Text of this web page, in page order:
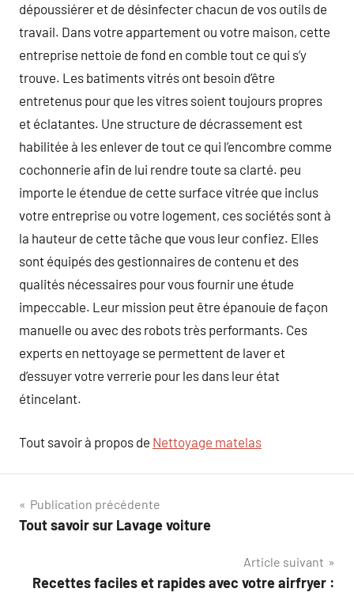
dépoussiérer et de désinfecter chacun de vos outils de
travail. Dans votre appartement ou votre maison, cette
entreprise nettoie de fond en comble tout ce qui s’y
trouve. Les batiments vitrés ont besoin d’être
entretenus pour que les vitres soient toujours propres
et éclatantes. Une structure de décrassement est
habilitée à les enlever de tout ce qui l’encombre comme
cochonnerie afin de lui rendre toute sa clarté. peu
importe le étendue de cette surface vitrée que inclus
votre entreprise ou votre logement, ces sociétés sont à
la hauteur de cette tâche que vous leur confiez. Elles
sont équipés des gestionnaires de contenu et des
qualités nécessaires pour vous fournir une étude
impeccable. Leur mission peut être épanouie de façon
manuelle ou avec des robots très performants. Ces
experts en nettoyage se permettent de laver et
d’essuyer votre verrerie pour les dans leur état
étincelant.
Tout savoir à propos de Nettoyage matelas
Navigation
de
Publication précédente
Tout savoir sur Lavage voiture
Article suivant
Recettes faciles et rapides avec votre airfryer :